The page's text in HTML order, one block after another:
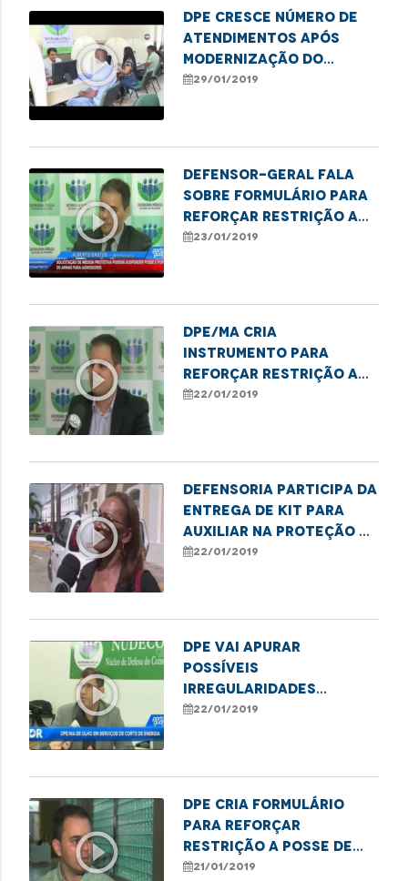
play_circle_outline
DPE cresce número de
atendimentos após
modernização do
sistema de
29/01/2019
play_circle_outline
Defensor-geral fala
sobre formulário para
reforçar restrição a
posse de armas por
23/01/2019
play_circle_outline
DPE/MA cria
instrumento para
reforçar restrição a
posse de armas por
22/01/2019
play_circle_outline
Defensoria participa da
entrega de kit para
auxiliar na proteção à
pessoa idosa
22/01/2019
play_circle_outline
DPE vai apurar
possíveis
irregularidades
referentes a cortes de
22/01/2019
play_circle_outline
DPE cria formulário
para reforçar
restrição a posse de
armas por agressores
21/01/2019